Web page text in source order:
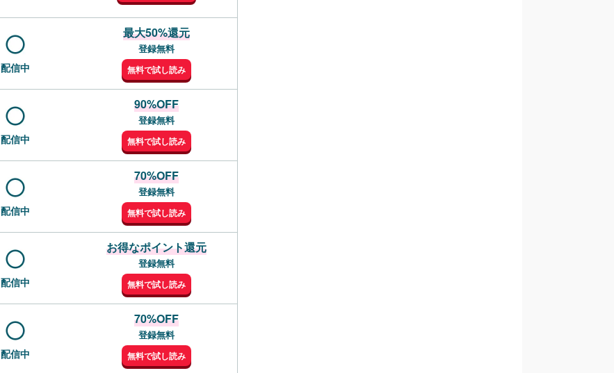
配信中
最大50%還元
登録無料
無料で試し読み
配信中
90%OFF
登録無料
無料で試し読み
配信中
70%OFF
登録無料
無料で試し読み
配信中
お得なポイント還元
登録無料
無料で試し読み
配信中
70%OFF
登録無料
無料で試し読み